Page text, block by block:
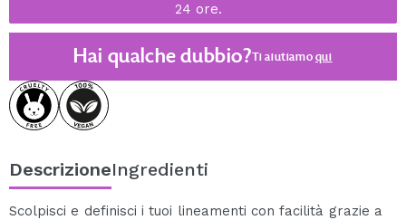
24 ore.
Hai qualche dubbio?Ti aiutiamoqui
DescrizioneIngredienti
Scolpisci e definisci i tuoi lineamenti con facilità grazie a